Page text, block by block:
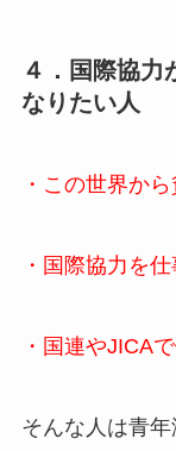
４．国際協力
なりたい人
・この世界か
・国際協力を
・国連やJICA
そんな人は青